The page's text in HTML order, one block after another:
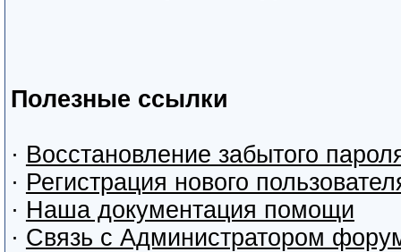
Полезные ссылки
· Восстановление забытого
· Регистрация нового
· Наша документация помощи
· Связь с Администратором